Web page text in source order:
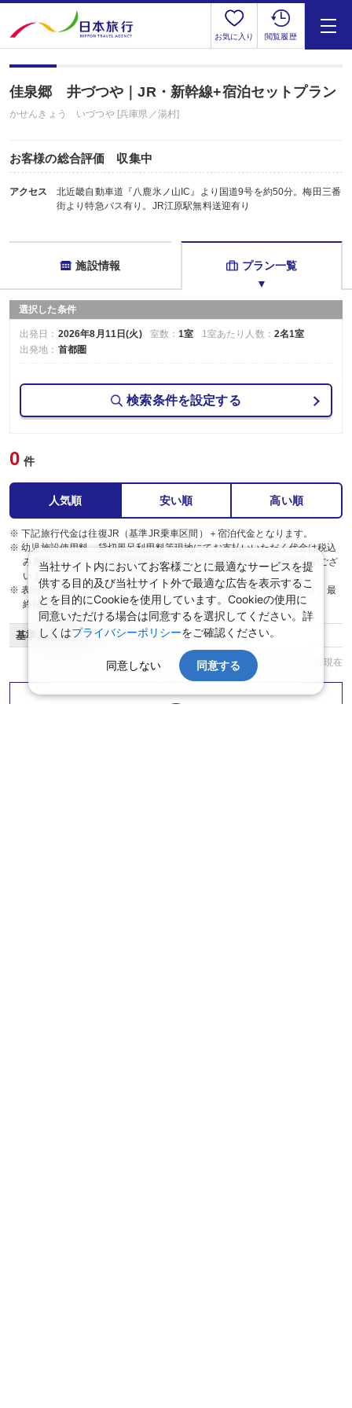
お気に入り 閲覧履歴
佳泉郷 井づつや｜JR・新幹線+宿泊セットプラン
かせんきょう いづつや [兵庫県／湯村]
お客様の総合評価 収集中
アクセス
北近畿自動車道『八鹿氷ノ山IC』より国道9号を約50分。梅田三番
街より特急バス有り。JR江原駅無料送迎有り
施設情報 プラン一覧
選択した条件
出発日： 2026年8月11日(火) 室数：1室 1室あたり人数： 2名1室
出発地： 首都圏
検索条件を設定する
0 件
人気順 安い順 高い順
※ 下記旅行代金は往復JR（基準JR乗車区間）＋宿泊代金となります。
※ 幼児施設使用料、貸切風呂利用料等現地にてお支払いいただく代金は税込
み表記となりますが、消費税増税に伴い代金が一部変更となる場合がござ
います。
※ 表示されている旅行代金・プラン内容は一定時間ごとに更新されます。最
終確認画面でご確認ください。
基準JR乗車区間 東京～熊本
空室状況：2026年8月7日（金） 19：00現在
当社サイト内においてお客様ごとに最適なサービスを提
供する目的及び当社サイト外で最適な広告を表示するこ
とを目的にCookieを使用しています。Cookieの使用に
同意いただける場合は同意するを選択してください。詳
しくはプライバシーポリシーをご確認ください。
同意しない 同意する